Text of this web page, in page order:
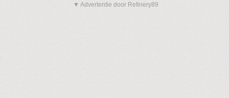
▼ Advertentie door Refinery89